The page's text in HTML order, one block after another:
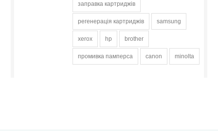
заправка картриджів
регенерація картриджів samsung
xerox hp brother
промивка памперса canon minolta